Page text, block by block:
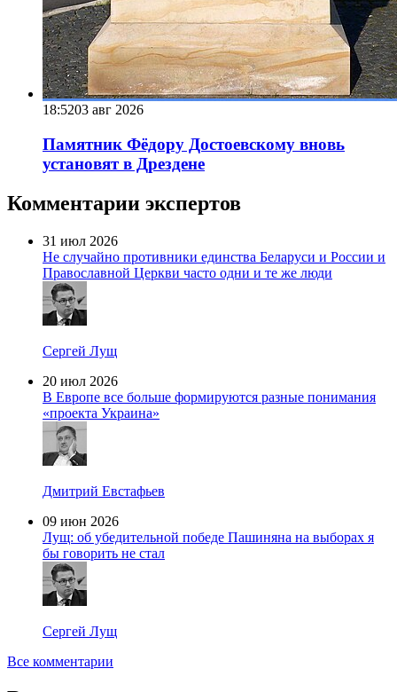
18:5203 авг 2026
Памятник Фёдору Достоевскому вновь
установят в Дрездене
Комментарии экспертов
31 июл 2026
Не случайно противники единства Беларуси и России и
Православной Церкви часто одни и те же люди
Сергей Лущ
20 июл 2026
В Европе все больше формируются разные понимания
«проекта Украина»
Дмитрий Евстафьев
09 июн 2026
Лущ: об убедительной победе Пашиняна на выборах я
бы говорить не стал
Сергей Лущ
Все комментарии